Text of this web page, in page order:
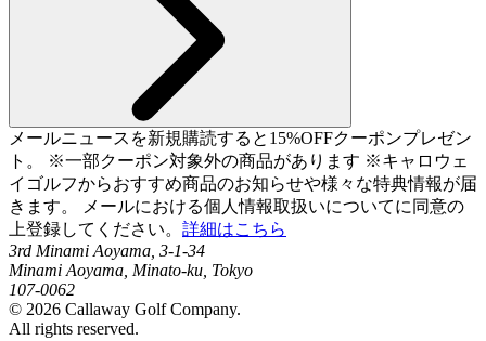
メールニュースを新規購読すると15%OFFクーポンプレゼン
ト。 ※一部クーポン対象外の商品があります ※キャロウェ
イゴルフからおすすめ商品のお知らせや様々な特典情報が届
きます。 メールにおける個人情報取扱いについてに同意の
上登録してください。 詳細はこちら
3rd Minami Aoyama, 3-1-34
Minami Aoyama, Minato-ku, Tokyo
107-0062
© 2026 Callaway Golf Company.
All rights reserved.